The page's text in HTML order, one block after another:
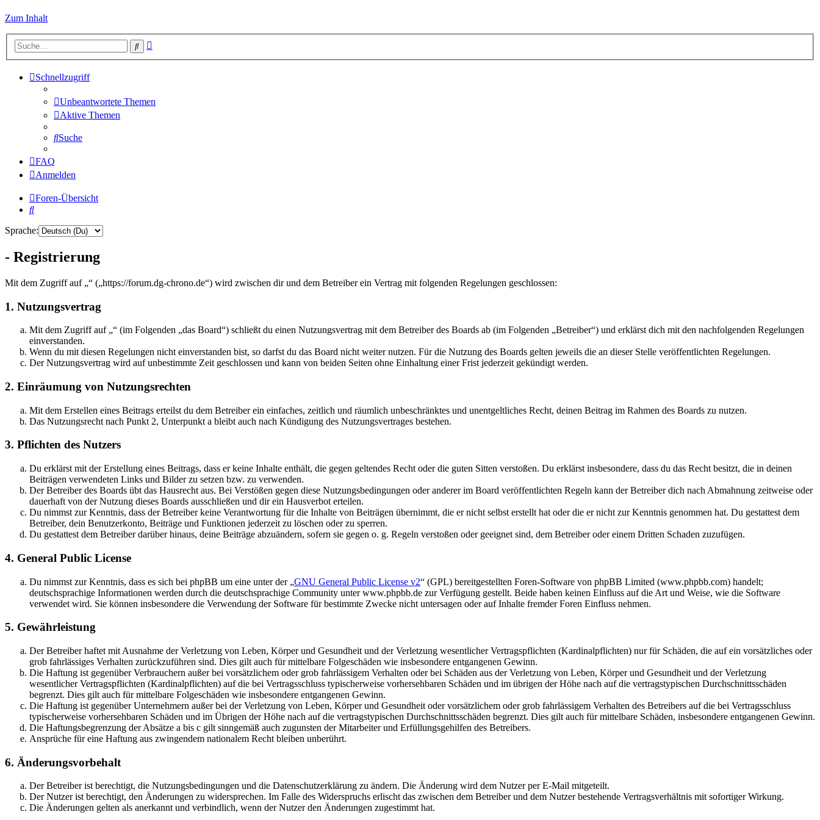
Zum Inhalt
Suche
Schnellzugriff
Unbeantwortete Themen
Aktive Themen
Suche
FAQ
Anmelden
Foren-Übersicht
Suche
Sprache:
- Registrierung
Mit dem Zugriff auf „“ („https://forum.dg-chrono.de“) wird zwischen dir und dem Betreiber ein Vertrag mit folgenden Regelungen geschlossen:
1. Nutzungsvertrag
Mit dem Zugriff auf „“ (im Folgenden „das Board“) schließt du einen Nutzungsvertrag mit dem Betreiber des Boards ab (im Folgenden „Betreiber“) und erklärst dich mit den nachfolgenden Regelungen
einverstanden.
Wenn du mit diesen Regelungen nicht einverstanden bist, so darfst du das Board nicht weiter nutzen. Für die Nutzung des Boards gelten jeweils die an dieser Stelle veröffentlichten Regelungen.
Der Nutzungsvertrag wird auf unbestimmte Zeit geschlossen und kann von beiden Seiten ohne Einhaltung einer Frist jederzeit gekündigt werden.
2. Einräumung von Nutzungsrechten
Mit dem Erstellen eines Beitrags erteilst du dem Betreiber ein einfaches, zeitlich und räumlich unbeschränktes und unentgeltliches Recht, deinen Beitrag im Rahmen des Boards zu nutzen.
Das Nutzungsrecht nach Punkt 2, Unterpunkt a bleibt auch nach Kündigung des Nutzungsvertrages bestehen.
3. Pflichten des Nutzers
Du erklärst mit der Erstellung eines Beitrags, dass er keine Inhalte enthält, die gegen geltendes Recht oder die guten Sitten verstoßen. Du erklärst insbesondere, dass du das Recht besitzt, die in deinen
Beiträgen verwendeten Links und Bilder zu setzen bzw. zu verwenden.
Der Betreiber des Boards übt das Hausrecht aus. Bei Verstößen gegen diese Nutzungsbedingungen oder anderer im Board veröffentlichten Regeln kann der Betreiber dich nach Abmahnung zeitweise oder
dauerhaft von der Nutzung dieses Boards ausschließen und dir ein Hausverbot erteilen.
Du nimmst zur Kenntnis, dass der Betreiber keine Verantwortung für die Inhalte von Beiträgen übernimmt, die er nicht selbst erstellt hat oder die er nicht zur Kenntnis genommen hat. Du gestattest dem
Betreiber, dein Benutzerkonto, Beiträge und Funktionen jederzeit zu löschen oder zu sperren.
Du gestattest dem Betreiber darüber hinaus, deine Beiträge abzuändern, sofern sie gegen o. g. Regeln verstoßen oder geeignet sind, dem Betreiber oder einem Dritten Schaden zuzufügen.
4. General Public License
Du nimmst zur Kenntnis, dass es sich bei phpBB um eine unter der „GNU General Public License v2“ (GPL) bereitgestellten Foren-Software von phpBB Limited (www.phpbb.com) handelt;
deutschsprachige Informationen werden durch die deutschsprachige Community unter www.phpbb.de zur Verfügung gestellt. Beide haben keinen Einfluss auf die Art und Weise, wie die Software
verwendet wird. Sie können insbesondere die Verwendung der Software für bestimmte Zwecke nicht untersagen oder auf Inhalte fremder Foren Einfluss nehmen.
5. Gewährleistung
Der Betreiber haftet mit Ausnahme der Verletzung von Leben, Körper und Gesundheit und der Verletzung wesentlicher Vertragspflichten (Kardinalpflichten) nur für Schäden, die auf ein vorsätzliches oder
grob fahrlässiges Verhalten zurückzuführen sind. Dies gilt auch für mittelbare Folgeschäden wie insbesondere entgangenen Gewinn.
Die Haftung ist gegenüber Verbrauchern außer bei vorsätzlichem oder grob fahrlässigem Verhalten oder bei Schäden aus der Verletzung von Leben, Körper und Gesundheit und der Verletzung
wesentlicher Vertragspflichten (Kardinalpflichten) auf die bei Vertragsschluss typischerweise vorhersehbaren Schäden und im übrigen der Höhe nach auf die vertragstypischen Durchschnittsschäden
begrenzt. Dies gilt auch für mittelbare Folgeschäden wie insbesondere entgangenen Gewinn.
Die Haftung ist gegenüber Unternehmern außer bei der Verletzung von Leben, Körper und Gesundheit oder vorsätzlichem oder grob fahrlässigem Verhalten des Betreibers auf die bei Vertragsschluss
typischerweise vorhersehbaren Schäden und im Übrigen der Höhe nach auf die vertragstypischen Durchschnittsschäden begrenzt. Dies gilt auch für mittelbare Schäden, insbesondere entgangenen Gewinn.
Die Haftungsbegrenzung der Absätze a bis c gilt sinngemäß auch zugunsten der Mitarbeiter und Erfüllungsgehilfen des Betreibers.
Ansprüche für eine Haftung aus zwingendem nationalem Recht bleiben unberührt.
6. Änderungsvorbehalt
Der Betreiber ist berechtigt, die Nutzungsbedingungen und die Datenschutzerklärung zu ändern. Die Änderung wird dem Nutzer per E-Mail mitgeteilt.
Der Nutzer ist berechtigt, den Änderungen zu widersprechen. Im Falle des Widerspruchs erlischt das zwischen dem Betreiber und dem Nutzer bestehende Vertragsverhältnis mit sofortiger Wirkung.
Die Änderungen gelten als anerkannt und verbindlich, wenn der Nutzer den Änderungen zugestimmt hat.